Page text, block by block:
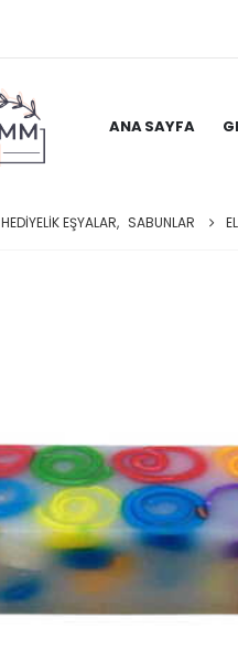
ANA SAYFA
HEDIYELIK EŞYALAR, SABUNLAR